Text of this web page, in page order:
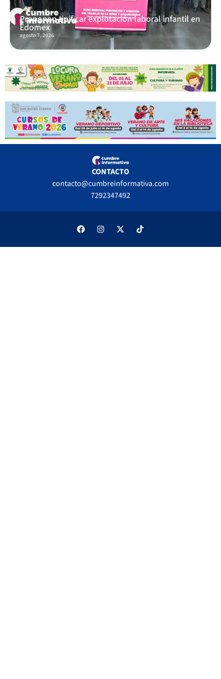
Proponen tipificar explotación laboral infantil en
Edomex
agosto 7, 2026
CONTACTO
contacto@cumbreinformativa.com
7292347492